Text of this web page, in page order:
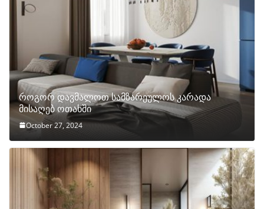
როგორ დავმალოთ სამზარეულოს კარადა
მისაღებ ოთახში
October 27, 2024